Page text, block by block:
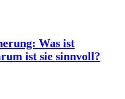
Was ist
ist sie sinnvoll?